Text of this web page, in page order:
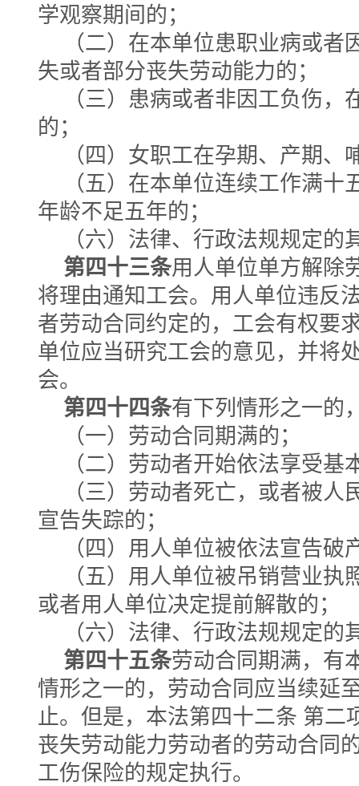
学观察期间的；
（二）在本单位患职业病或者
失或者部分丧失劳动能力的；
（三）患病或者非因工负伤，
的；
（四）女职工在孕期、产期、
（五）在本单位连续工作满十
年龄不足五年的；
（六）法律、行政法规规定的
第四十三条用人单位单方解除
将理由通知工会。用人单位违反
者劳动合同约定的，工会有权要
单位应当研究工会的意见，并将
会。
第四十四条有下列情形之一的
（一）劳动合同期满的；
（二）劳动者开始依法享受基
（三）劳动者死亡，或者被人
宣告失踪的；
（四）用人单位被依法宣告破
（五）用人单位被吊销营业执
或者用人单位决定提前解散的；
（六）法律、行政法规规定的
第四十五条劳动合同期满，有
情形之一的，劳动合同应当续延
止。但是，本法第四十二条 第二
丧失劳动能力劳动者的劳动合同
工伤保险的规定执行。